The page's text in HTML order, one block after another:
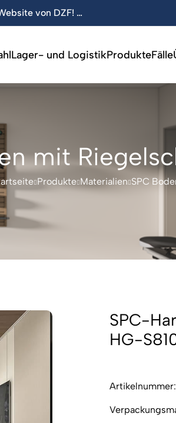
auf den Markt gebracht!
Lager- und LogistikProdukteFälle
mit
Produkte Materialien SPC
SPC-
HG-
Artikelnummer: